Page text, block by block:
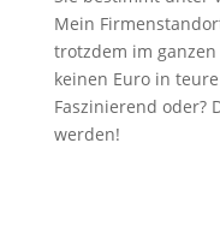
Mein
trotzdem im
keinen Euro in
Faszinierend oder?
werden!